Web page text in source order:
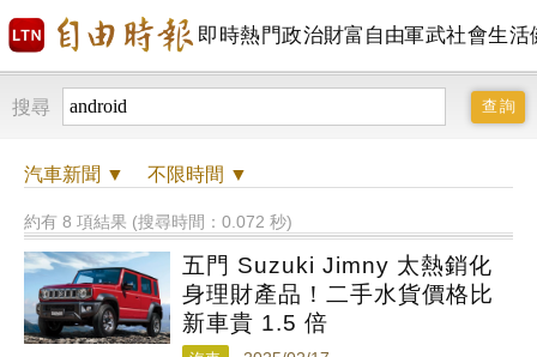
即時熱門政治財富自由軍武社會生活
搜尋
汽車新聞 ▼ 不限時間 ▼
約有 8 項結果 (搜尋時間：0.072 秒)
五門 Suzuki Jimny 太熱銷化
身理財產品！二手水貨價格比
新車貴 1.5 倍